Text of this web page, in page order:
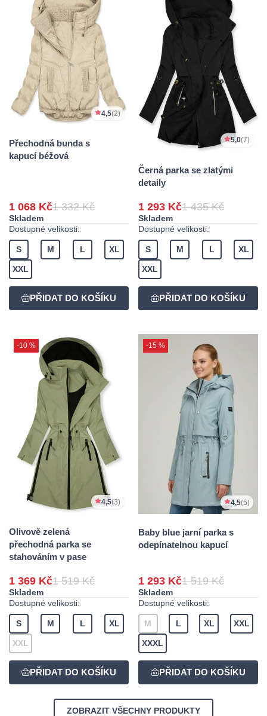
4,5(2)
Přechodná bunda s
kapucí béžová
1 068 Kč1 332 Kč
Skladem
Dostupné velikosti:
S M L XL
XXL
5,0(7)
Černá parka se zlatými
detaily
1 293 Kč1 435 Kč
Skladem
Dostupné velikosti:
S M L XL
XXL
-10 %
4,5(3)
Olivově zelená
přechodná parka se
stahováním v pase
1 369 Kč1 519 Kč
Skladem
Dostupné velikosti:
S M L XL
XXL
-15 %
4,5(5)
Baby blue jarní parka s
odepínatelnou kapucí
1 293 Kč1 519 Kč
Skladem
Dostupné velikosti:
M L XL XXL
XXXL
ZOBRAZIT VŠECHNY PRODUKTY